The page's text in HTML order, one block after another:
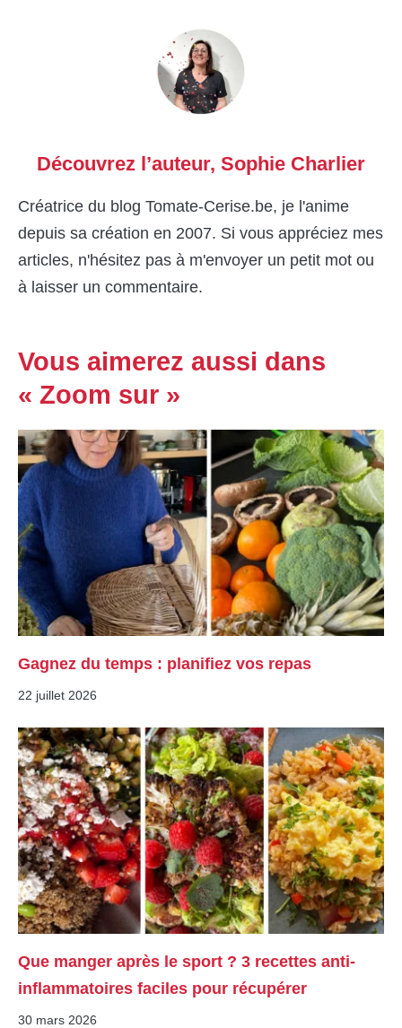
Découvrez l’auteur, Sophie Charlier
Créatrice du blog Tomate-Cerise.be, je l'anime
depuis sa création en 2007. Si vous appréciez mes
articles, n'hésitez pas à m'envoyer un petit mot ou
à laisser un commentaire.
Vous aimerez aussi dans
« Zoom sur »
Gagnez du temps : planifiez vos repas
22 juillet 2026
Que manger après le sport ? 3 recettes anti-
inflammatoires faciles pour récupérer
30 mars 2026